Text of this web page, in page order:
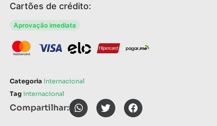
Cartões de crédito:
Aprovação imediata
Categoria Internacional
Tag internacional
Compartilhar: